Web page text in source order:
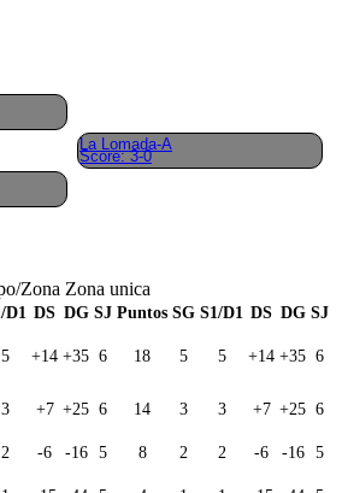
La Lomada-A
Score: 3-0
Zona Zona unica
D1 DS DG SJ Puntos SG S1/D1 DS DG SJ
5 +14 +35 6 18 5 5 +14 +35 6
3 +7 +25 6 14 3 3 +7 +25 6
2 -6 -16 5 8 2 2 -6 -16 5